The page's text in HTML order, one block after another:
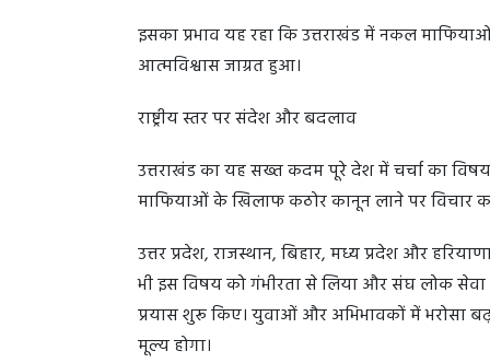
इसका प्रभाव यह रहा कि उत्तराखंड में नकल
आत्मविश्वास जाग्रत हुआ।
राष्ट्रीय स्तर पर संदेश और बदलाव
उत्तराखंड का यह सख्त कदम पूरे देश में चर्चा का
माफियाओं के खिलाफ कठोर कानून लाने पर विचार
उत्तर प्रदेश, राजस्थान, बिहार, मध्य प्रदेश और
भी इस विषय को गंभीरता से लिया और संघ लोक सेवा
प्रयास शुरू किए। युवाओं और अभिभावकों में भरोसा
मूल्य होगा।